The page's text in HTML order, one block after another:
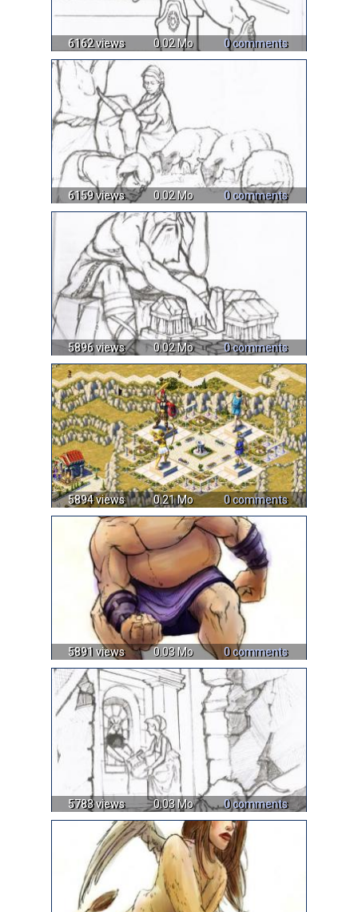
6162 views 0.02 Mo 0 comments
6159 views 0.02 Mo 0 comments
5896 views 0.02 Mo 0 comments
5894 views 0.21 Mo 0 comments
5891 views 0.03 Mo 0 comments
5783 views 0.03 Mo 0 comments